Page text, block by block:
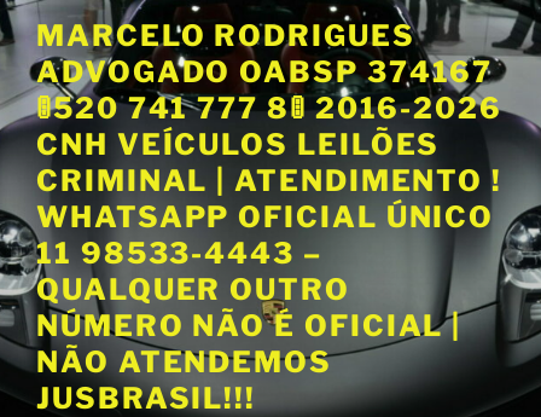
P
u
a
r
r
a
o
c
o
n
t
MARCELO RODRIGUES
ADVOGADO OABSP 374167
🚦520 741 777 8🚦 2016-2026
CNH VEÍCULOS LEILÕES
CRIMINAL | ATENDIMENTO !
WHATSAPP OFICIAL ÚNICO
11 98533-4443 –
QUALQUER OUTRO
NÚMERO NÃO É OFICIAL |
NÃO ATENDEMOS
JUSBRASIL!!!